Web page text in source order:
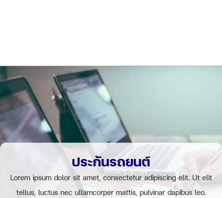
ประกันรถยนต์
Lorem ipsum dolor sit amet, consectetur adipiscing elit. Ut elit
tellus, luctus nec ullamcorper mattis, pulvinar dapibus leo.